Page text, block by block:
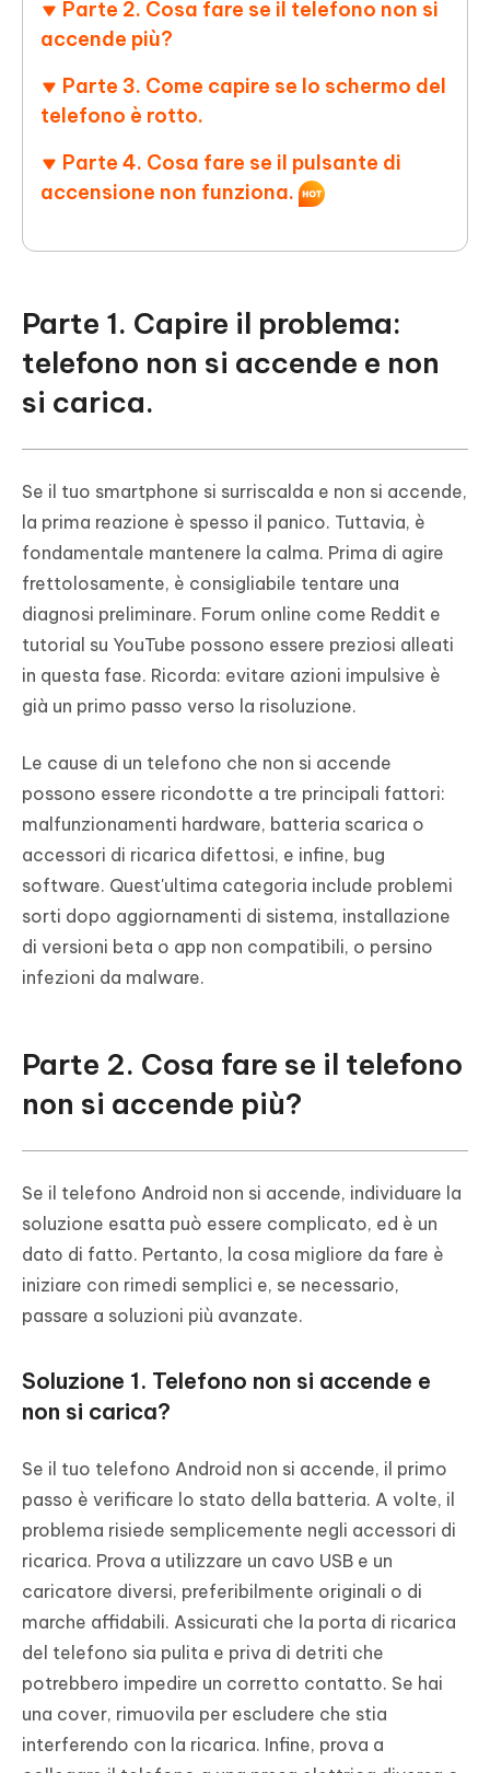
Parte 2. Cosa fare se il telefono non si
accende più?
Parte 3. Come capire se lo schermo del
telefono è rotto.
Parte 4. Cosa fare se il pulsante di
accensione non funziona.
Parte 1. Capire il problema:
telefono non si accende e non
si carica.
Se il tuo smartphone si surriscalda e non si accende,
la prima reazione è spesso il panico. Tuttavia, è
fondamentale mantenere la calma. Prima di agire
frettolosamente, è consigliabile tentare una
diagnosi preliminare. Forum online come Reddit e
tutorial su YouTube possono essere preziosi alleati
in questa fase. Ricorda: evitare azioni impulsive è
già un primo passo verso la risoluzione.
Le cause di un telefono che non si accende
possono essere ricondotte a tre principali fattori:
malfunzionamenti hardware, batteria scarica o
accessori di ricarica difettosi, e infine, bug
software. Quest'ultima categoria include problemi
sorti dopo aggiornamenti di sistema, installazione
di versioni beta o app non compatibili, o persino
infezioni da malware.
Parte 2. Cosa fare se il telefono
non si accende più?
Se il telefono Android non si accende, individuare la
soluzione esatta può essere complicato, ed è un
dato di fatto. Pertanto, la cosa migliore da fare è
iniziare con rimedi semplici e, se necessario,
passare a soluzioni più avanzate.
Soluzione 1. Telefono non si accende e
non si carica?
Se il tuo telefono Android non si accende, il primo
passo è verificare lo stato della batteria. A volte, il
problema risiede semplicemente negli accessori di
ricarica. Prova a utilizzare un cavo USB e un
caricatore diversi, preferibilmente originali o di
marche affidabili. Assicurati che la porta di ricarica
del telefono sia pulita e priva di detriti che
potrebbero impedire un corretto contatto. Se hai
una cover, rimuovila per escludere che stia
interferendo con la ricarica. Infine, prova a